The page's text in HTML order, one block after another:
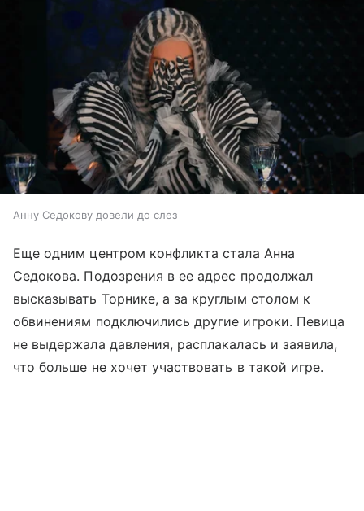
Анну Седокову довели до слез
Еще одним центром конфликта стала Анна
Седокова. Подозрения в ее адрес продолжал
высказывать Торнике, а за круглым столом к
обвинениям подключились другие игроки. Певица
не выдержала давления, расплакалась и заявила,
что больше не хочет участвовать в такой игре.